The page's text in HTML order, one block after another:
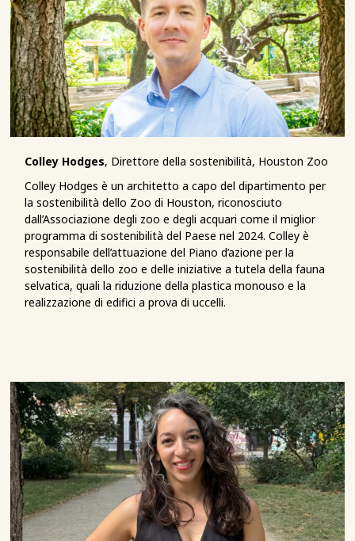
Colley Hodges, Direttore della sostenibilità, Houston Zoo
Colley Hodges è un architetto a capo del dipartimento per
la sostenibilità dello Zoo di Houston, riconosciuto
dall’Associazione degli zoo e degli acquari come il miglior
programma di sostenibilità del Paese nel 2024. Colley è
responsabile dell’attuazione del Piano d’azione per la
sostenibilità dello zoo e delle iniziative a tutela della fauna
selvatica, quali la riduzione della plastica monouso e la
realizzazione di edifici a prova di uccelli.